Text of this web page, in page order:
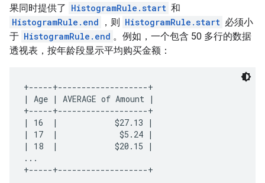
果同时提供了 HistogramRule.start 和
HistogramRule.end
，则 HistogramRule.start 必须小
于 HistogramRule.end 。例如，一个包含 50 多行的数据
透视表，按年龄段显示平均购买金额：
+-----+-------------------+
| Age | AVERAGE of Amount |
+-----+-------------------+
| 16  |            $27.13 |
| 17  |             $5.24 |
| 18  |            $20.15 |
...